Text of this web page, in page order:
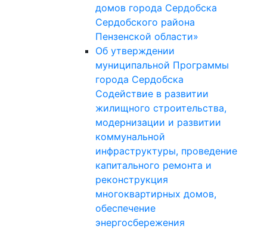
домов города Сердобска
Сердобского района
Пензенской области»
Об утверждении
муниципальной Программы
города Сердобска
Содействие в развитии
жилищного строительства,
модернизации и развитии
коммунальной
инфраструктуры, проведение
капитального ремонта и
реконструкция
многоквартирных домов,
обеспечение
энергосбережения